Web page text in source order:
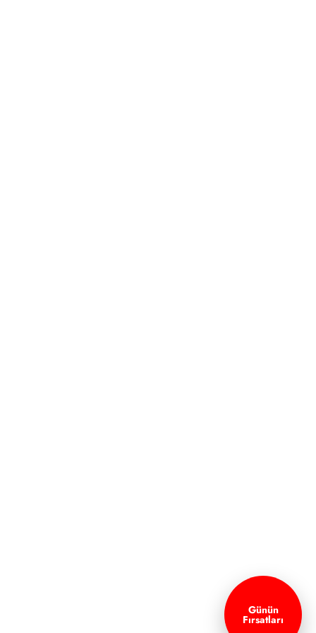
Günün
Fırsatları